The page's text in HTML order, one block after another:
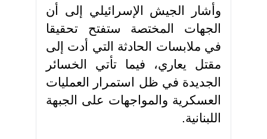
وأشار الجيش الإسرائيلي إلى أن
الجهات المختصة ستفتح تحقيقا
في ملابسات الحادثة التي أدت إلى
مقتل يعاري، فيما تأتي الخسائر
الجديدة في ظل استمرار العمليات
العسكرية والمواجهات على الجبهة
اللبنانية.